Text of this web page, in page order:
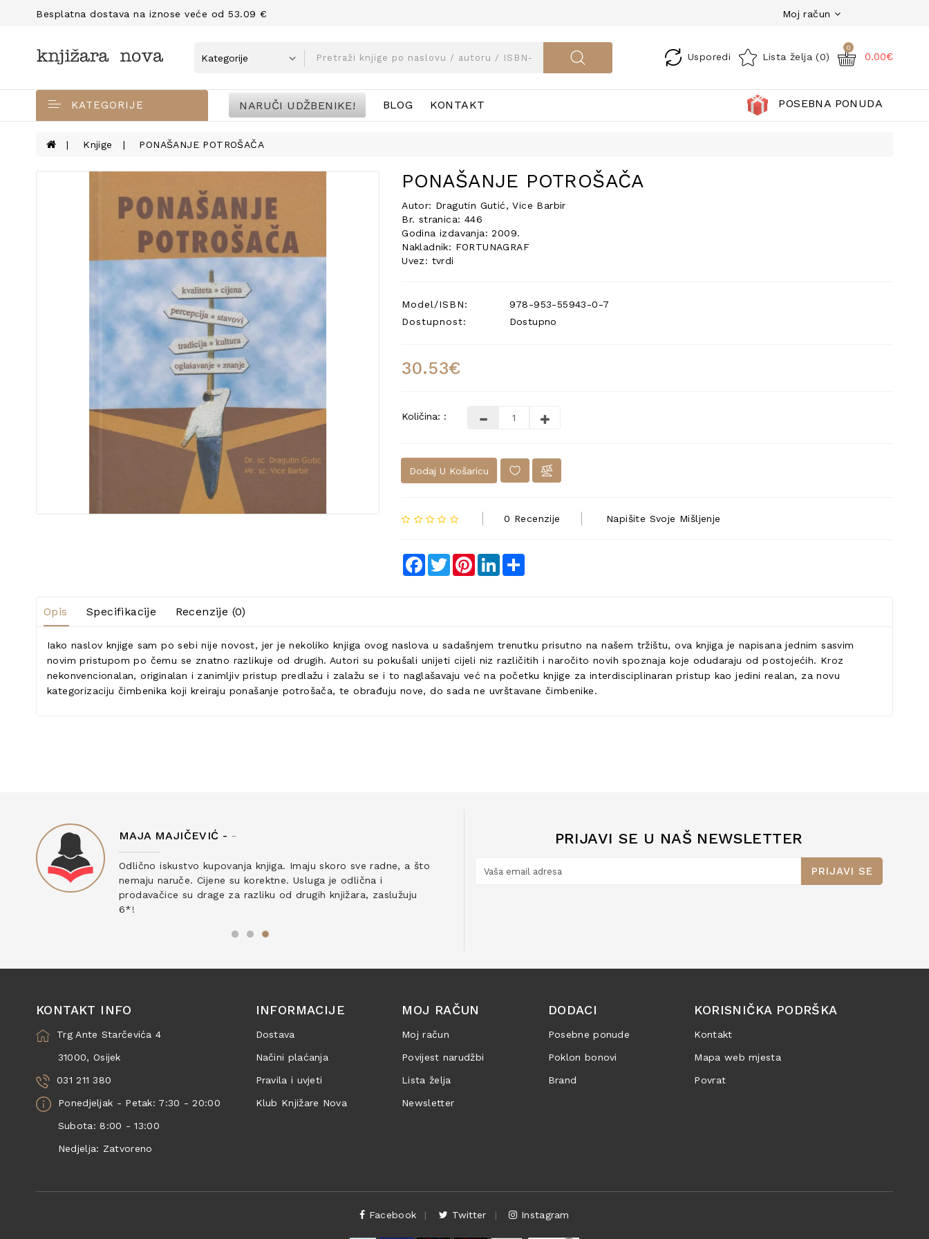
Besplatna dostava na iznose veće od 53.09 € Moj račun
Usporedi Lista želja (0)
0
0.00€
KATEGORIJE NARUČI UDŽBENIKE! BLOG KONTAKT POSEBNA PONUDA
Knjige PONAŠANJE POTROŠAČA
PONAŠANJE POTROŠAČA
Autor: Dragutin Gutić, Vice Barbir
Br. stranica: 446
Godina izdavanja: 2009.
Nakladnik: FORTUNAGRAF
Uvez: tvrdi
Model/ISBN:
978-953-55943-0-7
Dostupnost:
Dostupno
30.53€
Količina: :
Dodaj U Košaricu
0 Recenzije Napišite Svoje Mišljenje
Facebook
TwitterPinterestLinkedIn
Opis Specifikacije Recenzije (0)
Iako naslov knjige sam po sebi nije novost, jer je nekoliko knjiga ovog naslova u sadašnjem trenutku prisutno na našem tržištu, ova knjiga je napisana jednim sasvim
novim pristupom po čemu se znatno razlikuje od drugih. Autori su pokušali unijeti cijeli niz različitih i naročito novih spoznaja koje odudaraju od postojećih. Kroz
nekonvencionalan, originalan i zanimljiv pristup predlažu i zalažu se i to naglašavaju već na početku knjige za interdisciplinaran pristup kao jedini realan, za novu
kategorizaciju čimbenika koji kreiraju ponašanje potrošača, te obrađuju nove, do sada ne uvrštavane čimbenike.
MAJA MAJIČEVIĆ - -
Odlično iskustvo kupovanja knjiga. Imaju skoro sve radne, a što
nemaju naruče. Cijene su korektne. Usluga je odlična i
prodavačice su drage za razliku od drugih knjižara, zaslužuju
6*!
PRIJAVI SE U NAŠ NEWSLETTER
PRIJAVI SE
KONTAKT INFO
Trg Ante Starčevića 4
31000, Osijek
031 211 380
Ponedjeljak - Petak: 7:30 - 20:00
Subota: 8:00 - 13:00
Nedjelja: Zatvoreno
INFORMACIJE
Dostava
Načini plaćanja
Pravila i uvjeti
Klub Knjižare Nova
MOJ RAČUN
Moj račun
Povijest narudžbi
Lista želja
Newsletter
DODACI
Posebne ponude
Poklon bonovi
Brand
KORISNIČKA PODRŠKA
Kontakt
Mapa web mjesta
Povrat
Facebook Twitter Instagram